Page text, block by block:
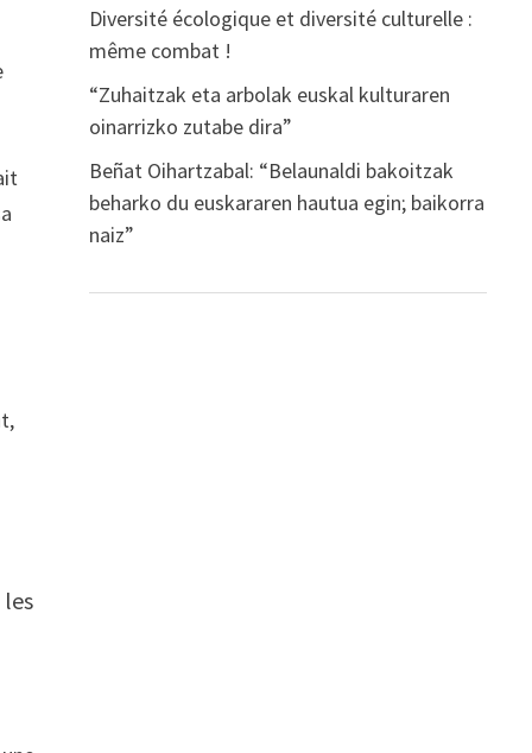
Diversité écologique et diversité culturelle :
même combat !
“Zuhaitzak eta arbolak euskal kulturaren
oinarrizko zutabe dira”
Beñat Oihartzabal: “Belaunaldi bakoitzak
beharko du euskararen hautua egin; baikorra
naiz”